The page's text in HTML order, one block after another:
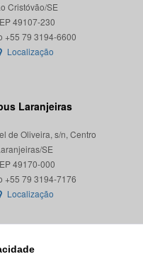
Cristóvão/SE
49107-230
Localização
Laranjeiras
de Oliveira, s/n, Centro
SE
49170-000
Localização